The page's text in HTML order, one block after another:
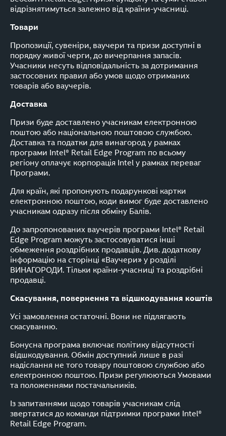
відрізнятимуться залежно від країни-учасниці.
Товари
Пропозиції, сувеніри, ваучери та призи доступні в
порядку живої черги, до вичерпання запасів.
Учасники несуть відповідальність за дотримання
застосовних правил або умов щодо отриманих
товарів або ваучерів.
Доставка
Призи буде доставлено учасникам електронною
поштою або національною поштовою службою.
Доставка та податки для винагород у рамках
програми Intel® Retail Edge Program по всьому
регіону оплачує корпорація Intel у рамках переваг
Програми.
Для країн, які пропонують подарункові картки
електронною поштою, коди вимог буде доставлено
учасникам одразу після обміну Балів.
До запропонованих ваучерів програми Intel® Retail
Edge Program можуть застосовуватися інші
обмеження роздрібних продавців. Див. додаткову
інформацію на сторінці «Ваучери» у розділі
ВИНАГОРОДИ. Тільки країни-учасниці та роздрібні
продавці.
Скасування, повернення та відшкодування коштів
Усі замовлення остаточні. Вони не підлягають
скасуванню.
Бонусна програма включає політику відсутності
відшкодування. Обмін доступний лише в разі
надіслання не того товару поштовою службою або
електронною поштою. Призи регулюються Умовами
та положеннями постачальників.
Із запитаннями щодо товарів учасникам слід
звертатися до команди підтримки програми Intel®
Retail Edge Program.